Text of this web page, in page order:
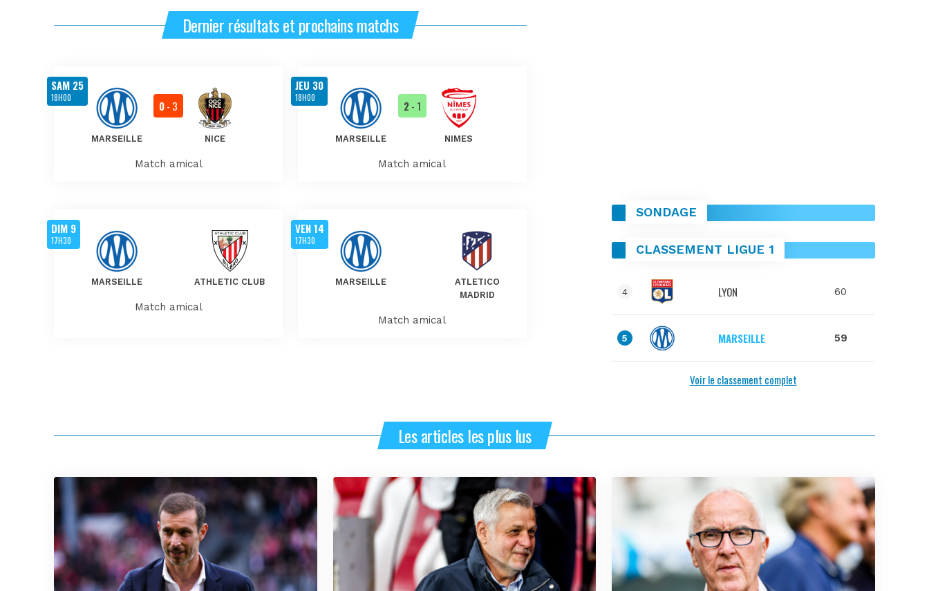
Dernier résultats et prochains matchs
SAM 25
18H00
MARSEILLE
0- 3
NICE
Match amical
JEU 30
18H00
MARSEILLE
2- 1
NIMES
Match amical
DIM 9
17H30
MARSEILLE ATHLETIC CLUB
Match amical
VEN 14
17H30
MARSEILLE
ATLETICO
MADRID
Match amical
SONDAGE
CLASSEMENT LIGUE 1
4 LYON 60
5 MARSEILLE 59
Voir le classement complet
Les articles les plus lus